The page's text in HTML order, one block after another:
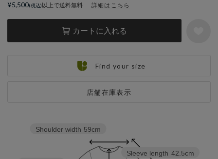
カートに入れる
店舗在庫表示
¥5,500 以上で送料無料 詳細はこちら
Find your size
Sleeve length 42.5cm
Shoulder width 59cm